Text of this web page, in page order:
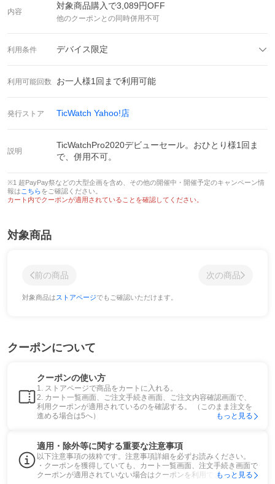
内容
対象商品購入で3,089円OFF
他のクーポンとの同時併用不可
利用条件 デバイス限定
利用可能回数 お一人様1 回まで利用可能
発行ストア TicWatch Yahoo!店
説明
TicWatchPro2020デビューセール。おひとり様1回ま
で、併用不可。
※1 超PayPay祭などの大型企画を含め、その他の開催中・開催予定のキャンペーン情
報は こちらをご確認ください。
カート内でクーポンが適用されていることを確認してください。
対象商品
前の商品 次の商品
対象商品はストアページでもご確認いただけます。
クーポンについて
クーポンの使い方
1. ストアページで商品をカートに入れる。
2. カート一覧画面、ご注文手続き画面、ご注文内容確認画面で、
利用クーポンが適用されているのを確認する。 （このまま注文を
進める場合は5へ）
もっと見る
適用・除外等に関する重要な注意事項
以下注意事項の抜粋です。注意事項詳細を必ずお読みください。
・クーポンを獲得していても、カート一覧画面、注文手続き画面で
クーポンが適用されていない場合はクーポンを利用できません。
もっと見る